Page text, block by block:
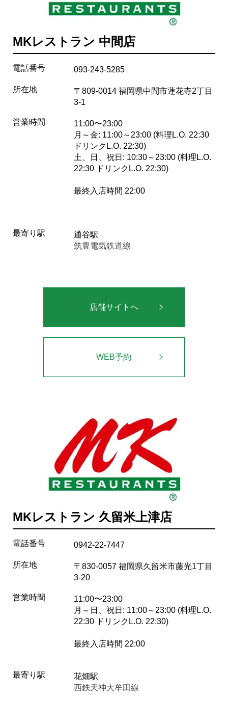
MKレストラン 中間店
電話番号 093-243-5285
所在地
〒809-0014 福岡県中間市蓮花寺2丁目
3-1
営業時間
11:00〜23:00
月～金: 11:00～23:00 (料理L.O. 22:30
ドリンクL.O. 22:30)
土、日、祝日: 10:30～23:00 (料理L.O.
22:30 ドリンクL.O. 22:30)
最終入店時間 22:00
最寄り駅
通谷駅
筑豊電気鉄道線
店舗サイトへ
WEB予約
MKレストラン 久留米上津店
電話番号 0942-22-7447
所在地
〒830-0057 福岡県久留米市藤光1丁目
3-20
営業時間
11:00〜23:00
月～日、祝日: 11:00～23:00 (料理L.O.
22:30 ドリンクL.O. 22:30)
最終入店時間 22:00
最寄り駅
花畑駅
西鉄天神大牟田線